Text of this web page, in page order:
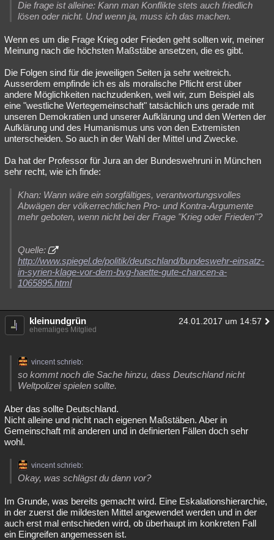
Die frage ist alleine: Kann man Konflikte stets auch friedlich
lösen oder nicht. Und wenn ja, muss ich das machen.
Wenn es um die Frage Krieg oder Frieden geht sollten wir, meiner
Meinung nach die höchsten Maßstäbe ansetzen, die es gibt.
Die Folgen sind für die jeweiligen Seiten ja sehr weitreich.
Ausserdem empfinde ich es als moralische Pflicht erst über
andere Möglichkeiten nachzudenken, weil wir, zum Beispiel als
eine "westliche Wertegemeinschaft" tatsächlich uns gerade mit
unseren Demokratien und unserer Aufklärung und den Werten der
Aufklärung und des Humanismus uns von den Extremisten
unterscheiden. So auch in der Wahl der Mittel und Zwecke.
Da hat der Professor für Jura an der Bundeswehruni in München
sehr recht, wie ich finde:
Khan: Wann wäre ein sorgfältiges, verantwortungsvolles
Abwägen der völkerrechtlichen Pro- und Kontra-Argumente
mehr geboten, wenn nicht bei der Frage "Krieg oder Frieden"?
Quelle:
http://www.spiegel.de/politik/deutschland/bundeswehr-einsatz-
in-syrien-klage-vor-dem-bvg-haette-gute-chancen-a-
1065895.html
kleinundgrün 24.01.2017 um 14:57
ehemaliges Mitglied
vincent schrieb:
so kommt noch die Sache hinzu, dass Deutschland nicht
Weltpolizei spielen sollte.
Aber das sollte Deutschland.
Nicht alleine und nicht nach eigenen Maßstäben. Aber in
Gemeinschaft mit anderen und in definierten Fällen doch sehr
wohl.
vincent schrieb:
Okay, was schlägst du dann vor?
Im Grunde, was bereits gemacht wird. Eine Eskalationshierarchie,
in der zuerst die mildesten Mittel angewendet werden und in der
auch erst mal entschieden wird, ob überhaupt im konkreten Fall
ein Eingreifen angemessen ist.